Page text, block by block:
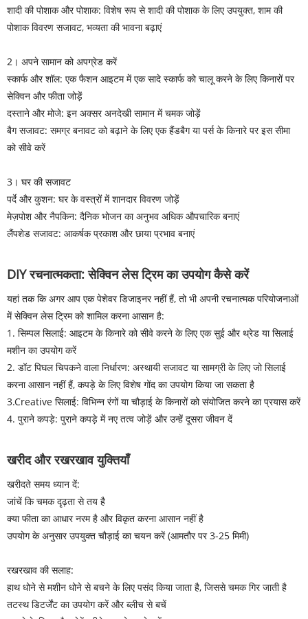
शादी की पोशाक और पोशाक: विशेष रूप से शादी की पोशाक के लिए उपयुक्त, शाम की
पोशाक विवरण सजावट, भव्यता की भावना बढ़ाएं
2। अपने सामान को अपग्रेड करें
स्कार्फ और शॉल: एक फैशन आइटम में एक सादे स्कार्फ को चालू करने के लिए किनारों पर
सेक्विन और फीता जोड़ें
दस्ताने और मोजे: इन अक्सर अनदेखी सामान में चमक जोड़ें
बैग सजावट: समग्र बनावट को बढ़ाने के लिए एक हैंडबैग या पर्स के किनारे पर इस सीमा
को सीवे करें
3। घर की सजावट
पर्दे और कुशन: घर के वस्त्रों में शानदार विवरण जोड़ें
मेज़पोश और नैपकिन: दैनिक भोजन का अनुभव अधिक औपचारिक बनाएं
लैंपशेड सजावट: आकर्षक प्रकाश और छाया प्रभाव बनाएं
DIY रचनात्मकता: सेक्विन लेस ट्रिम का उपयोग कैसे करें
यहां तक ​​कि अगर आप एक पेशेवर डिजाइनर नहीं हैं, तो भी अपनी रचनात्मक परियोजनाओं
में सेक्विन लेस ट्रिम को शामिल करना आसान है:
1. सिम्पल सिलाई: आइटम के किनारे को सीवे करने के लिए एक सुई और थ्रेड या सिलाई
मशीन का उपयोग करें
2. डॉट पिघल चिपकने वाला निर्धारण: अस्थायी सजावट या सामग्री के लिए जो सिलाई
करना आसान नहीं हैं, कपड़े के लिए विशेष गोंद का उपयोग किया जा सकता है
3.Creative सिलाई: विभिन्न रंगों या चौड़ाई के किनारों को संयोजित करने का प्रयास करें
4. पुराने कपड़े: पुराने कपड़े में नए तत्व जोड़ें और उन्हें दूसरा जीवन दें
खरीद और रखरखाव युक्तियाँ
खरीदते समय ध्यान दें:
जांचें कि चमक दृढ़ता से तय है
क्या फीता का आधार नरम है और विकृत करना आसान नहीं है
उपयोग के अनुसार उपयुक्त चौड़ाई का चयन करें (आमतौर पर 3-25 मिमी)
रखरखाव की सलाह:
हाथ धोने से मशीन धोने से बचने के लिए पसंद किया जाता है, जिससे चमक गिर जाती है
तटस्थ डिटर्जेंट का उपयोग करें और ब्लीच से बचें